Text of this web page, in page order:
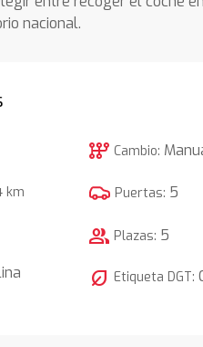
nacional.
km
auto_transmission Cambio:
Puertas: 5
group Plazas: 5
nest_eco_leaf Etiqueta DGT: